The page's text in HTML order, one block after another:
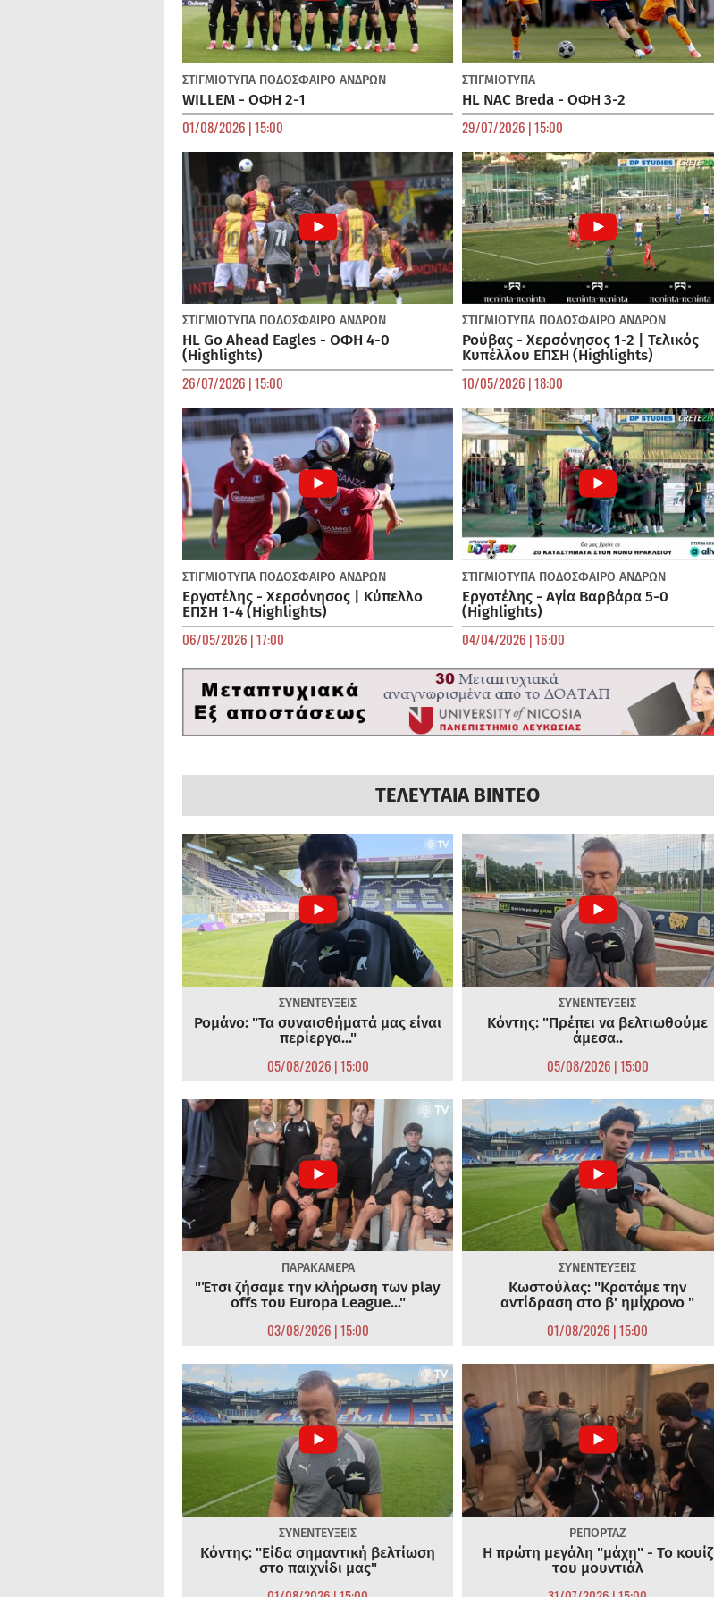
ΣΤΙΓΜΙΟΤΥΠΑ ΠΟΔΌΣΦΑΙΡΟ ΑΝΔΡΏΝ
WILLEM - ΟΦΗ 2-1
01/08/2026 | 15:00
ΣΤΙΓΜΙΟΤΥΠΑ
HL NAC Breda - ΟΦΗ 3-2
29/07/2026 | 15:00
ΣΤΙΓΜΙΟΤΥΠΑ ΠΟΔΌΣΦΑΙΡΟ ΑΝΔΡΏΝ
HL Go Ahead Eagles - ΟΦΗ 4-0
(Highlights)
26/07/2026 | 15:00
ΣΤΙΓΜΙΟΤΥΠΑ ΠΟΔΌΣΦΑΙΡΟ ΑΝΔΡΏΝ
Ρούβας - Χερσόνησος 1-2 | Τελικός
Κυπέλλου ΕΠΣΗ (Highlights)
10/05/2026 | 18:00
ΣΤΙΓΜΙΟΤΥΠΑ ΠΟΔΌΣΦΑΙΡΟ ΑΝΔΡΏΝ
Εργοτέλης - Χερσόνησος | Κύπελλο
ΕΠΣΗ 1-4 (Highlights)
06/05/2026 | 17:00
ΣΤΙΓΜΙΟΤΥΠΑ ΠΟΔΌΣΦΑΙΡΟ ΑΝΔΡΏΝ
Εργοτέλης - Αγία Βαρβάρα 5-0
(Highlights)
04/04/2026 | 16:00
ΤΕΛΕΥΤΑΙΑ ΒΙΝΤΕΟ
ΣΥΝΕΝΤΕΥΞΕΙΣ
Ρομάνο: "Τα συναισθήματά μας είναι
περίεργα..."
05/08/2026 | 15:00
ΣΥΝΕΝΤΕΥΞΕΙΣ
Κόντης: "Πρέπει να βελτιωθούμε
άμεσα..
05/08/2026 | 15:00
ΠΑΡΑΚΑΜΕΡΑ
"Έτσι ζήσαμε την κλήρωση των play
offs του Europa League..."
03/08/2026 | 15:00
ΣΥΝΕΝΤΕΥΞΕΙΣ
Κωστούλας: "Κρατάμε την
αντίδραση στο β' ημίχρονο "
01/08/2026 | 15:00
ΣΥΝΕΝΤΕΥΞΕΙΣ
Κόντης: "Είδα σημαντική βελτίωση
στο παιχνίδι μας"
ΡΕΠΟΡΤΑΖ
Η πρώτη μεγάλη "μάχη" - Το κουίζ
του μουντιάλ